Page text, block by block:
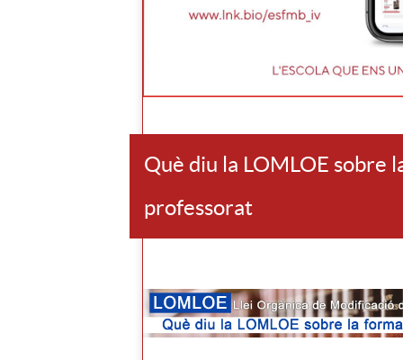
Què diu la LOMLOE sobre
professorat